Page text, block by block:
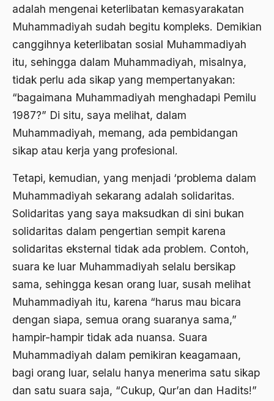
adalah mengenai keterlibatan kemasyarakatan
Muhammadiyah sudah begitu kompleks. Demikian
canggihnya keterlibatan sosial Muhammadiyah
itu, sehingga dalam Muhammadiyah, misalnya,
tidak perlu ada sikap yang mempertanyakan:
“bagaimana Muhammadiyah menghadapi Pemilu
1987?” Di situ, saya melihat, dalam
Muhammadiyah, memang, ada pembidangan
sikap atau kerja yang profesional.
Tetapi, kemudian, yang menjadi ‘problema dalam
Muhammadiyah sekarang adalah solidaritas.
Solidaritas yang saya maksudkan di sini bukan
solidaritas dalam pengertian sempit karena
solidaritas eksternal tidak ada problem. Contoh,
suara ke luar Muhammadiyah selalu bersikap
sama, sehingga kesan orang luar, susah melihat
Muhammadiyah itu, karena “harus mau bicara
dengan siapa, semua orang suaranya sama,”
hampir-hampir tidak ada nuansa. Suara
Muhammadiyah dalam pemikiran keagamaan,
bagi orang luar, selalu hanya menerima satu sikap
dan satu suara saja, “Cukup, Qur’an dan Hadits!”
agama populer
Agama Terang
Agamawan
Agenda Nasional
Agraria
agraris
Agum Gumelar
Ahimsa
Ahli
ahli fikih
Ahli Ilmu Agama
Ahli waris
ahlul sunnah wal jamaah
Ahlussunnah Wal jamaah
Ahmad Benbella